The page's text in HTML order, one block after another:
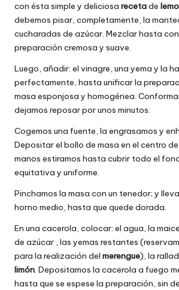
con ésta simple y deliciosa recetade
debemos pisar, completamente, la
cucharadas de azúcar. Mezclar hasta
preparación cremosa y suave.
Luego, añadir: el vinagre, una yema y la
perfectamente, hasta unificar la
masa esponjosa y homogénea.
dejamos reposar por unos minutos.
Cogemos una fuente, la engrasamos y
Depositar el bollo de masa en el centro
manos estiramos hasta cubrir todo el
equitativa y uniforme.
Pinchamos la masa con un tenedor; y
horno medio, hasta que quede dorada.
En una cacerola, colocar: el agua, la
de azúcar , las yemas restantes
para la realización del merengue), la
limón. Depositamos la cacerola a fuego
hasta que se espese la preparación, sin